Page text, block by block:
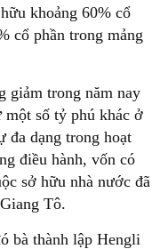
khoảng 60% cổ
cổ phần trong mảng
giảm trong năm nay
một số tỷ phú khác ở
đa dạng trong hoạt
điều hành, vốn có
sở hữu nhà nước đã
Tô.
bà thành lập Hengli